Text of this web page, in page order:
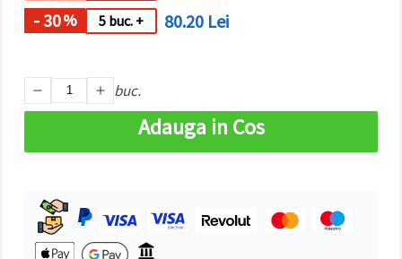
Setări
- 30% 5 buc. + 80.20 Lei
buc.
Adauga in Cos